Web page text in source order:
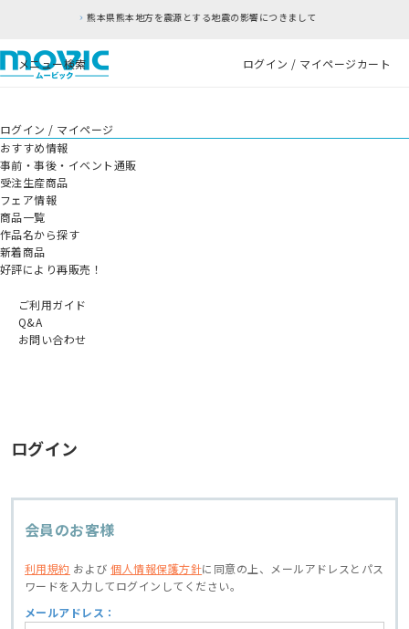
熊本県熊本地方を震源とする地震の影響につきまして
メニュー検索 ログイン / マイページカート
ログイン / マイページ
おすすめ情報
事前・事後・イベント通販
受注生産商品
フェア情報
商品一覧
作品名から探す
新着商品
好評により再販売！
ご利用ガイド
Q&A
お問い合わせ
ログイン
会員のお客様
利用規約 および個人情報保護方針に同意の上、
メールアドレスとパス
ワードを入力してログインしてください。
メールアドレス：